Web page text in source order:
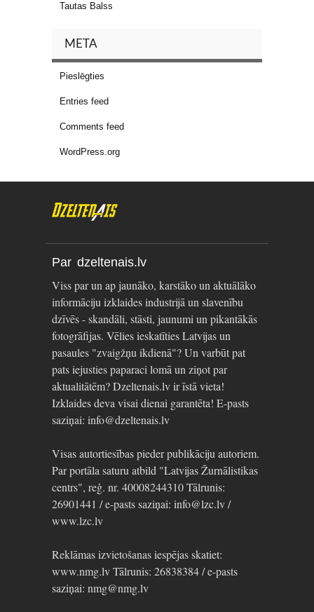
Tautas Balss
META
Pieslēgties
Entries feed
Comments feed
WordPress.org
Par dzeltenais.lv
Viss par un ap jaunāko, karstāko un aktuālāko
informāciju izklaides industrijā un slavenību
dzīvēs - skandāli, stāsti, jaunumi un pikantākās
fotogrāfijas. Vēlies ieskatīties Latvijas un
pasaules "zvaigžņu ikdienā"? Un varbūt pat
pats iejusties paparaci lomā un ziņot par
aktualitātēm? Dzeltenais.lv ir īstā vieta!
Izklaides deva visai dienai garantēta! E-pasts
saziņai: info@dzeltenais.lv
Visas autortiesības pieder publikāciju autoriem.
Par portāla saturu atbild "Latvijas Žurnālistikas
centrs", reģ. nr. 40008244310 Tālrunis:
26901441 / e-pasts saziņai: info@lzc.lv /
www.lzc.lv
Reklāmas izvietošanas iespējas skatiet:
www.nmg.lv Tālrunis: 26838384 / e-pasts
saziņai: nmg@nmg.lv